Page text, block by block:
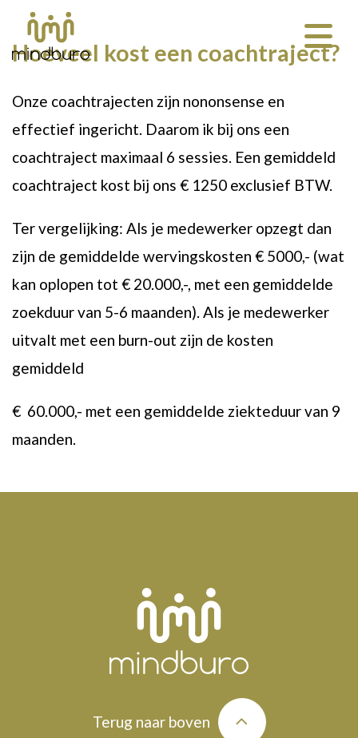
Hoeveel kost een coachtraject?
Onze coachtrajecten zijn nononsense en
effectief ingericht. Daarom ik bij ons een
coachtraject maximaal 6 sessies. Een gemiddeld
coachtraject kost bij ons € 1250 exclusief BTW.
Ter vergelijking: Als je medewerker opzegt dan
zijn de gemiddelde wervingskosten € 5000,- (wat
kan oplopen tot € 20.000,-, met een gemiddelde
zoekduur van 5-6 maanden). Als je medewerker
uitvalt met een burn-out zijn de kosten
gemiddeld
€ 60.000,- met een gemiddelde ziekteduur van 9
maanden.
Terug naar boven